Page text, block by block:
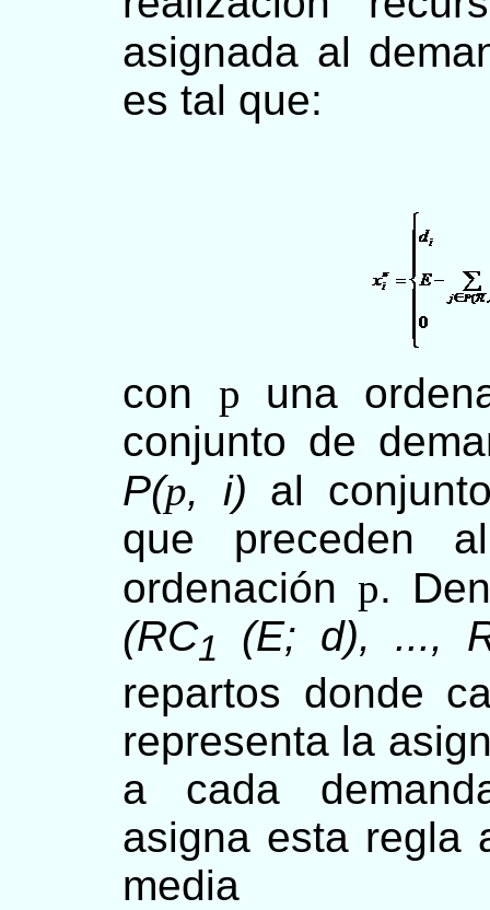
asignada al
es tal que:
con p una
conjunto de
P(p, i) al
que preceden
ordenaciónp.
(RC1
(E; d), ...,
repartos donde
representa la
a cada
asigna esta regla
media